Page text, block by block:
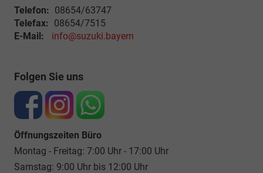
Telefon: 08654/63747
Telefax: 08654/7515
E-Mail:
info@suzuki.bayern
Folgen Sie uns
Öffnungszeiten Büro
Montag - Freitag: 7:00 Uhr - 17:00 Uhr
Samstag: 9:00 Uhr bis 12:00 Uhr